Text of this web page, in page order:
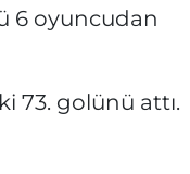
6 oyuncudan
73. golünü attı.